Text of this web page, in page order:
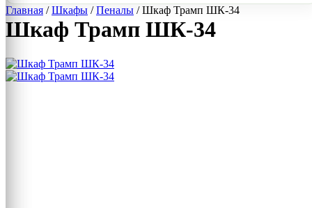
Главная /Шкафы /Пеналы / Шкаф Трамп ШК-34
Шкаф Трамп ШК-34